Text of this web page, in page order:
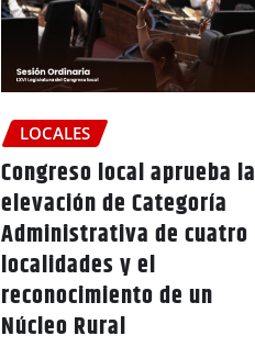
LOCALES
Congreso local aprueba la
elevación de Categoría
Administrativa de cuatro
localidades y el
reconocimiento de un
Núcleo Rural